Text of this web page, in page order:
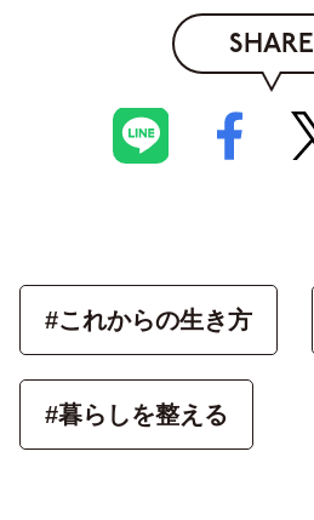
SHARE
#これからの生き方
#暮らしを整える